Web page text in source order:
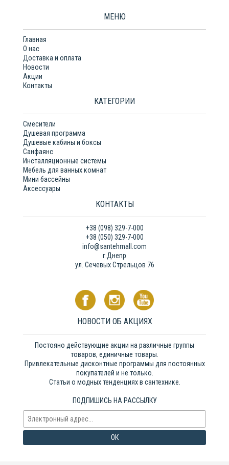
МЕНЮ
Главная
О нас
Доставка и оплата
Новости
Акции
Контакты
КАТЕГОРИИ
Смесители
Душевая программа
Душевые кабины и боксы
Санфаянс
Инсталляционные системы
Мебель для ванных комнат
Мини бассейны
Аксессуары
КОНТАКТЫ
+38 (098) 329-7-000
+38 (050) 329-7-000
info@santehmall.com
г.Днепр
ул. Сечевых Стрельцов 76
НОВОСТИ ОБ АКЦИЯХ
Постояно действующие акции на различные группы
товаров, единичные товары.
Привлекательные дисконтные программы для постоянных
покупателей и не только.
Статьи о модных тенденциях в сантехнике.
ПОДПИШИСЬ НА РАССЫЛКУ
ОК